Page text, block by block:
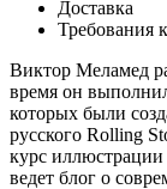
Доставка
Требования
Виктор Меламед
время он
которых были
русского Rolling
курс
ведет блог о